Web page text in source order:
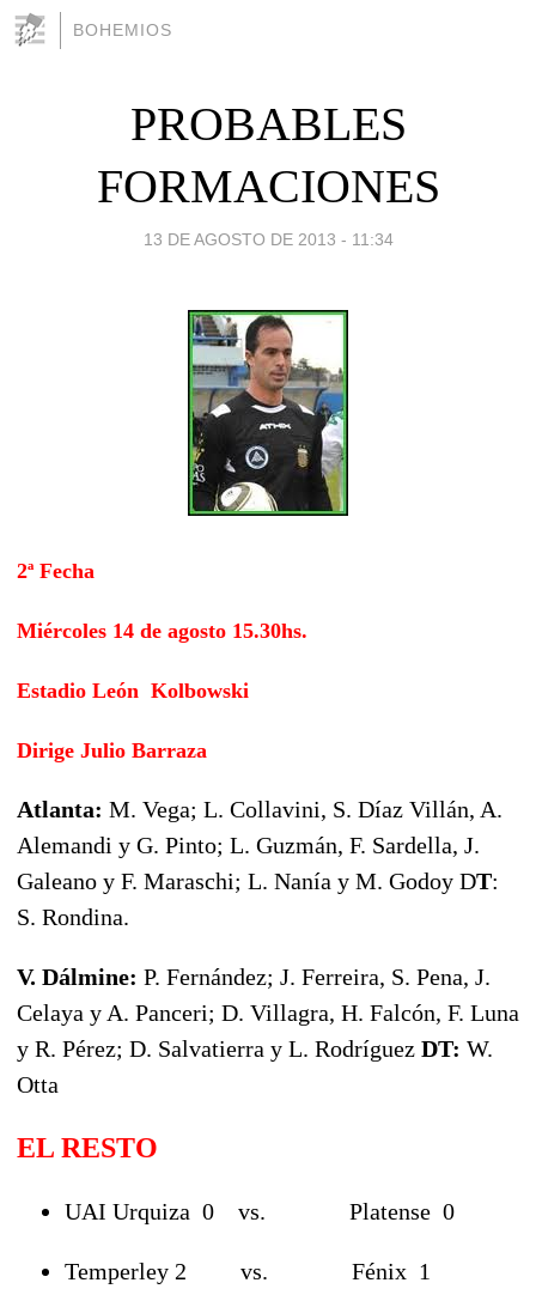
BOHEMIOS
PROBABLES
FORMACIONES
13 DE AGOSTO DE 2013 - 11:34
2ª Fecha
Miércoles 14 de agosto 15.30hs.
Estadio León Kolbowski
Dirige Julio Barraza
Atlanta: M. Vega; L. Collavini, S. Díaz Villán, A.
Alemandi y G. Pinto; L. Guzmán, F. Sardella, J.
Galeano y F. Maraschi; L. Nanía y M. Godoy DT:
S. Rondina.
V. Dálmine: P. Fernández; J. Ferreira, S. Pena, J.
Celaya y A. Panceri; D. Villagra, H. Falcón, F. Luna
y R. Pérez; D. Salvatierra y L. Rodríguez DT: W.
Otta
EL RESTO
UAI Urquiza 0 vs. Platense 0
Temperley 2 vs. Fénix 1